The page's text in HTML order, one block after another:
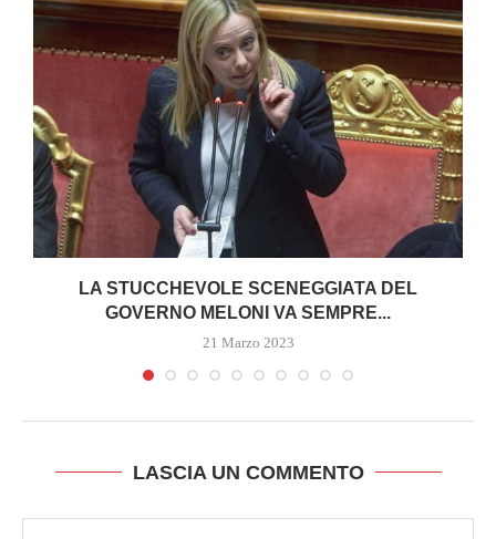
LA STUCCHEVOLE SCENEGGIATA DEL
GOVERNO MELONI VA SEMPRE...
21 Marzo 2023
LASCIA UN COMMENTO